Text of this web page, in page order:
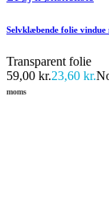
Selvklæbende folie
Transparent folie
59,00 kr.23,60 kr.
moms